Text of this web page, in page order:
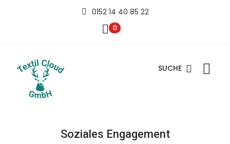
0152 14 40 85 22
0
SUCHE
Soziales Engagement